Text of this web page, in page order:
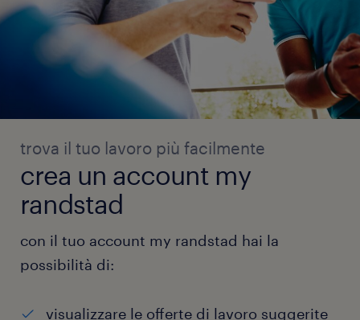
trova il tuo lavoro più facilmente
crea un account my
randstad
con il tuo account my randstad hai la
possibilità di:
visualizzare le offerte di lavoro suggerite